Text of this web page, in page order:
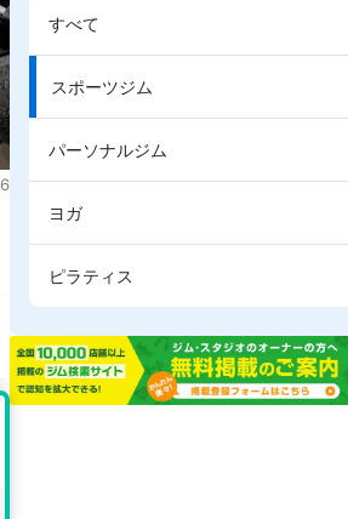
すべて
スポーツジム
パーソナルジム
ヨガ
ピラティス